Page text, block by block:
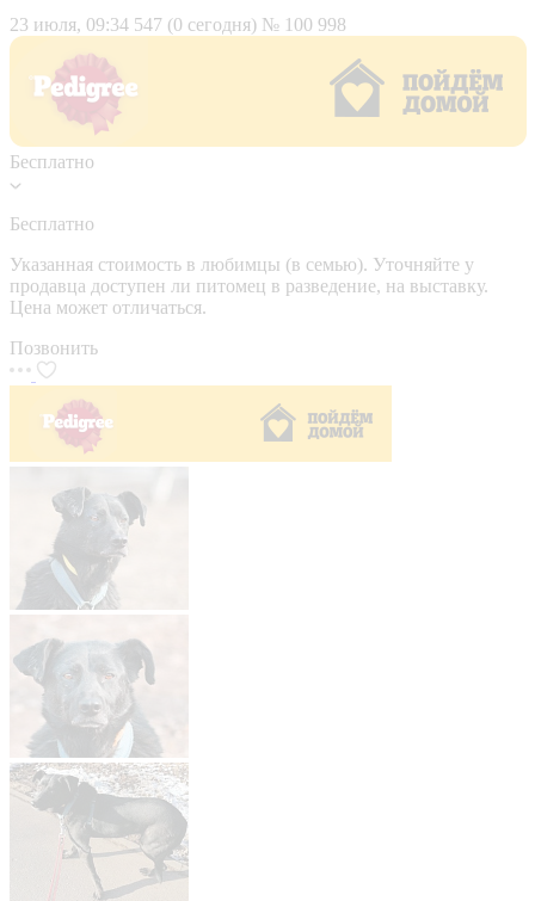
23 июля, 09:34 547 (0 сегодня) № 100 998
Бесплатно
Бесплатно
Указанная стоимость в любимцы (в семью). Уточняйте у
продавца доступен ли питомец в разведение, на выставку.
Цена может отличаться.
Позвонить